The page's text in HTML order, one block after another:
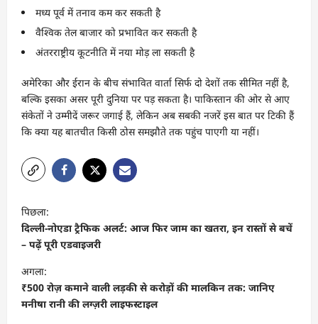
मध्य पूर्व में तनाव कम कर सकती है
वैश्विक तेल बाजार को प्रभावित कर सकती है
अंतरराष्ट्रीय कूटनीति में नया मोड़ ला सकती है
अमेरिका और ईरान के बीच संभावित वार्ता सिर्फ दो देशों तक सीमित नहीं है,
बल्कि इसका असर पूरी दुनिया पर पड़ सकता है। पाकिस्तान की ओर से आए
संकेतों ने उम्मीदें जरूर जगाई हैं, लेकिन अब सबकी नजरें इस बात पर टिकी हैं
कि क्या यह बातचीत किसी ठोस समझौते तक पहुंच पाएगी या नहीं।
पो
स्ट
ने
वि
गे
श
पिछला:
दिल्ली-नोएडा ट्रैफिक अलर्ट: आज फिर जाम का खतरा, इन रास्तों से बचें
– पढ़ें पूरी एडवाइजरी
अगला:
₹500 रोज़ कमाने वाली लड़की से करोड़ों की मालकिन तक: जानिए
मनीषा रानी की लग्ज़री लाइफस्टाइल